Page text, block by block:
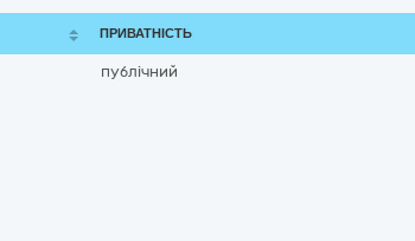
ПРИВАТНІСТЬ
публічний